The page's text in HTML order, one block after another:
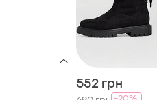
552 грн